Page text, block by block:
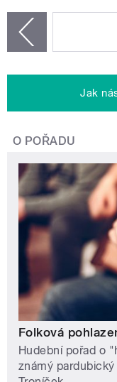
Jak
O POŘADU
Folková
Hudební pořad o
známý